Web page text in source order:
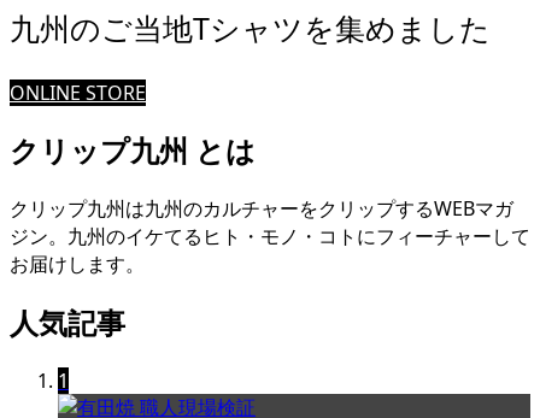
九州のご当地Tシャツを集めました
ONLINE STORE
クリップ九州 とは
クリップ九州は九州のカルチャーをクリップするWEBマガ
ジン。九州のイケてるヒト・モノ・コトにフィーチャーして
お届けします。
人気記事
1